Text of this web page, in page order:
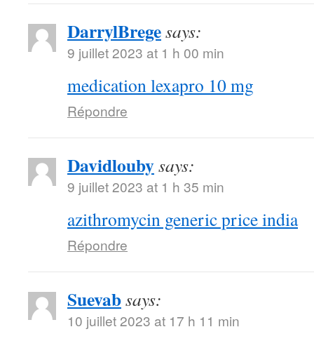
DarrylBregesays:
9 juillet 2023 at 1 h 00 min
medication lexapro 10 mg
Répondre
Davidloubysays:
9 juillet 2023 at 1 h 35 min
azithromycin generic price india
Répondre
Suevabsays:
10 juillet 2023 at 17 h 11 min